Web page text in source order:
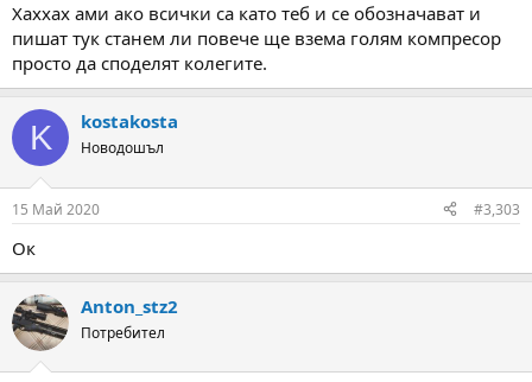
Xaxxax ами ако всички са като теб и се обозначават и
пишат тук станем ли повече ще взема голям компресор
просто да споделят колегите.
K kostakosta
Новодошъл
15 Май 2020 #3,303
Ок
Anton_stz2
Потребител